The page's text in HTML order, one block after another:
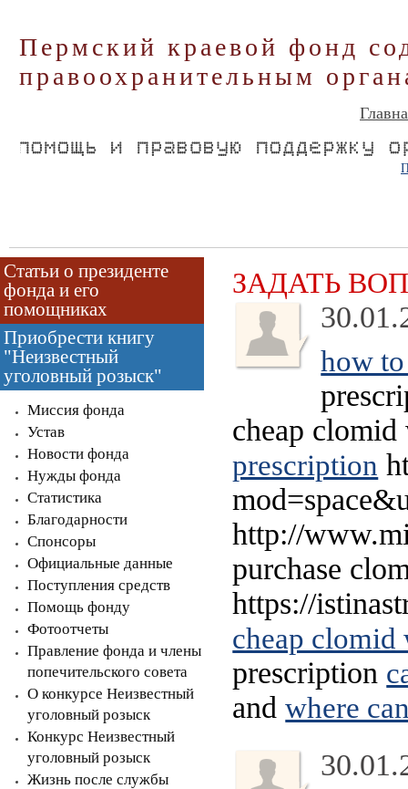
Пермский краевой фонд
правоохранительным
Статьи о президенте
фонда и его
помощниках
Приобрести книгу
"Неизвестный
уголовный розыск"
Миссия фонда
Устав
Новости фонда
Нужды фонда
Статистика
Благодарности
Спонсоры
Официальные данные
Поступления средств
Помощь фонду
Фотоотчеты
Правление фонда и члены
попечительского совета
О конкурсе Неизвестный
уголовный розыск
Конкурс Неизвестный
уголовный розыск
Жизнь после службы
ЗАДАТЬ
how
cheap
prescription
http://
purchase
https://
cheap
prescription
andwhere